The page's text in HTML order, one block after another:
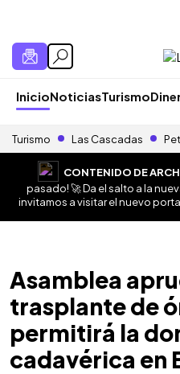
InicioNoticiasTurismo
Turismo Las Cascadas
CONTENIDO DE
pasado! 🚀 Da el salto a la
invitamos a visitar el nuevo
Asamblea
trasplante de
permitirá la
cadavérica en